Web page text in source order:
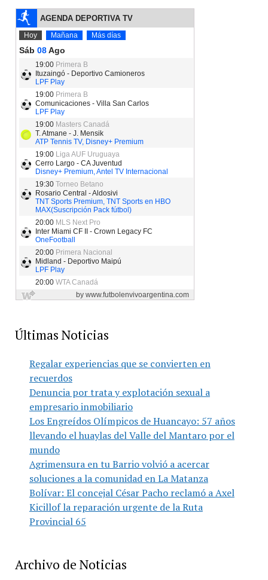
Últimas Noticias
Regalar experiencias que se convierten en
recuerdos
Denuncia por trata y explotación sexual a
empresario inmobiliario
Los Engreídos Olímpicos de Huancayo: 57 años
llevando el huaylas del Valle del Mantaro por el
mundo
Agrimensura en tu Barrio volvió a acercar
soluciones a la comunidad en La Matanza
Bolívar: El concejal César Pacho reclamó a Axel
Kicillof la reparación urgente de la Ruta
Provincial 65
Archivo de Noticias